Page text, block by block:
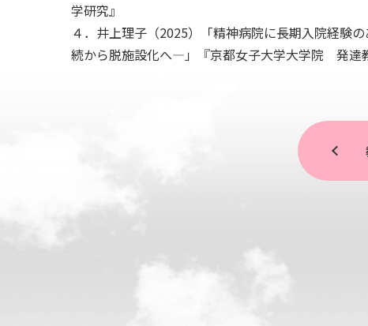
学研究』
４．井上理子（2025）「精神病院に長期入院経
続から脱施設化へ―」『京都女子大学大学院 発達